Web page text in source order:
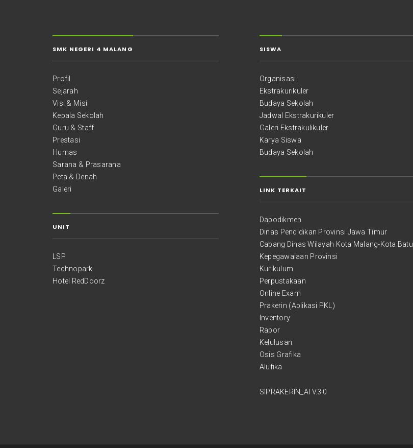
SMK NEGERI 4 MALANG
Profil
Sejarah
Visi & Misi
Kepala Sekolah
Guru & Staff
Prestasi
Humas
Sarana & Prasarana
Peta & Denah
Galeri
UNIT
LSP
Technopark
Hotel RedDoorz
SISWA
Organisasi
Ekstrakurikuler
Budaya Sekolah
Jadwal Ekstrakurikuler
Galeri Ekstrakulikuler
Karya Siswa
Budaya Sekolah
LINK TERKAIT
Dapodikmen
Dinas Pendidikan Provinsi Jawa Timur
Cabang Dinas Wilayah Kota Malang-Kota Batu
Kepegawaiaan Provinsi
Kurikulum
Perpustakaan
Online Exam
Prakerin (Aplikasi PKL)
Inventory
Rapor
Kelulusan
Osis Grafika
Alufika
SIPRAKERIN_AI V.3.0